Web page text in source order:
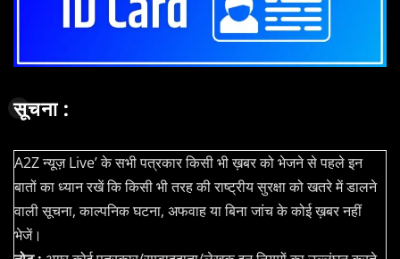
सूचना :
A2Z न्यूज़ Live’ के सभी पत्रकार किसी भी ख़बर को भेजने से पहले इन
बातों का ध्यान रखें कि किसी भी तरह की राष्ट्रीय सुरक्षा को खतरे में डालने
वाली सूचना, काल्पनिक घटना, अफवाह या बिना जांच के कोई ख़बर नहीं
भेजें।